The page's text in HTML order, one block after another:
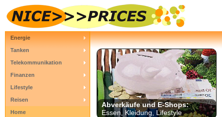
Energie
Tanken
Telekommunikation
Finanzen
Lifestyle
Reisen
Home
Abverkäufe und E-Shops:
Essen, Kleidung, Lifestyle